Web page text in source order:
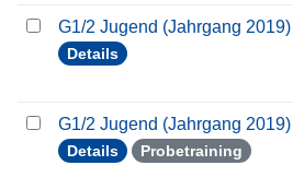
G1/2 Jugend (Jahrgang 2019)
Details
G1/2 Jugend (Jahrgang 2019)
Details Probetraining